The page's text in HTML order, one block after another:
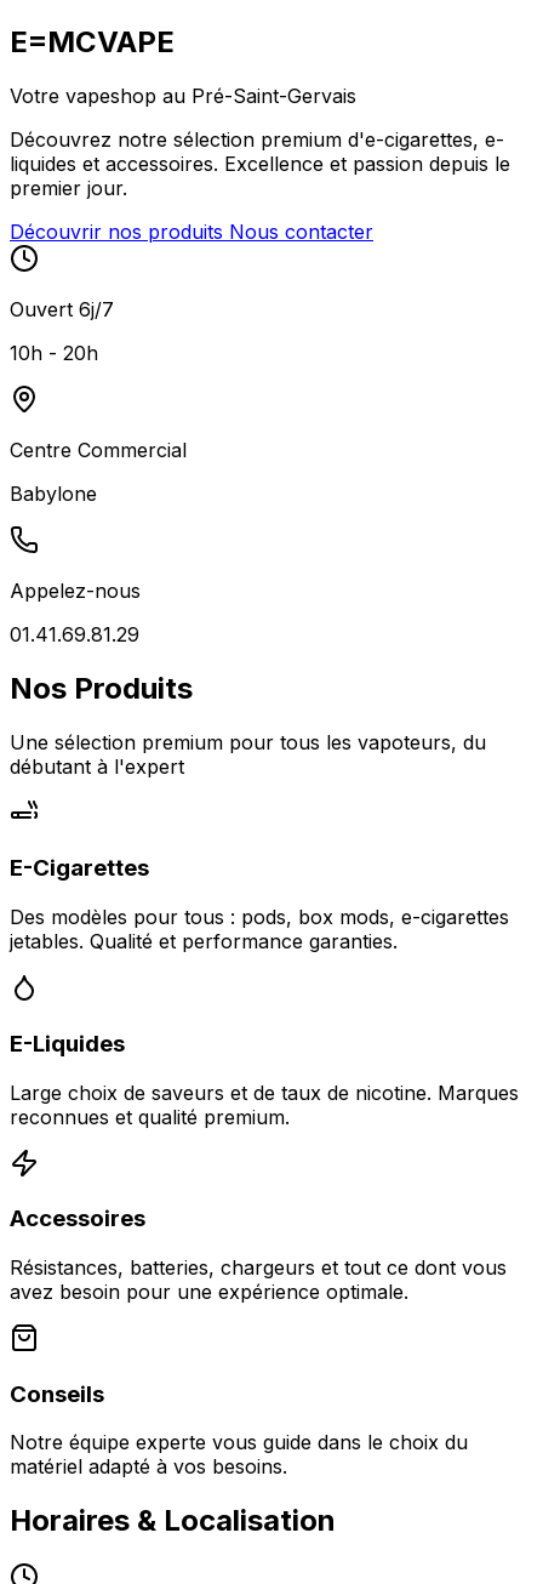
E=MCVAPE
Votre vapeshop au Pré-Saint-Gervais
Découvrez notre sélection premium d'e-cigarettes, e-
liquides et accessoires. Excellence et passion depuis le
premier jour.
Découvrir nos produits Nous contacter
Ouvert 6j/7
10h - 20h
Centre Commercial
Babylone
Appelez-nous
01.41.69.81.29
Nos Produits
Une sélection premium pour tous les vapoteurs, du
débutant à l'expert
E-Cigarettes
Des modèles pour tous : pods, box mods, e-cigarettes
jetables. Qualité et performance garanties.
E-Liquides
Large choix de saveurs et de taux de nicotine. Marques
reconnues et qualité premium.
Accessoires
Résistances, batteries, chargeurs et tout ce dont vous
avez besoin pour une expérience optimale.
Conseils
Notre équipe experte vous guide dans le choix du
matériel adapté à vos besoins.
Horaires & Localisation